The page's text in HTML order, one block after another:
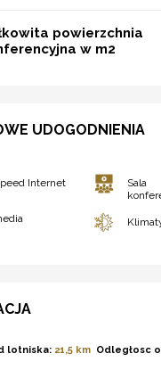
powierzchnia
w m2
UDOGODNIENIA
Internet
Sala
lotniska: 21,5 km Odległosc